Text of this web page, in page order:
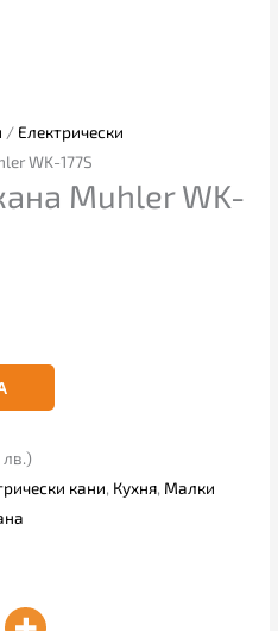
/ Електрически
WK-177S
Muhler WK-
кани, Кухня, Малки